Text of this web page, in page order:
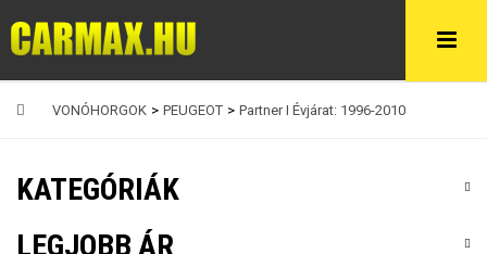
VONÓHORGOK > PEUGEOT > Partner I Évjárat: 1996-2010
KATEGÓRIÁK
LEGJOBB ÁR